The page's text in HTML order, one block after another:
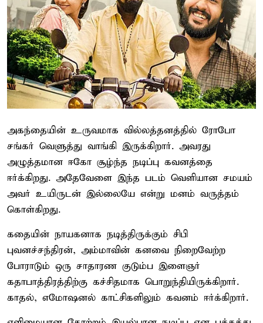
அகந்தையின் உருவமாக வில்லத்தனத்தில் ரோபோ
சங்கர் வெளுத்து வாங்கி இருக்கிறார். அவரது
அழுத்தமான ஈகோ சூழ்ந்த நடிப்பு கவனத்தை
ஈர்க்கிறது. அதேவேளை இந்த படம் வெளியான சமயம்
அவர் உயிருடன் இல்லையே என்று மனம் வருத்தம்
கொள்கிறது.
கதையின் நாயகனாக நடித்திருக்கும் சிபி
புவனச்சந்திரன், அம்மாவின் கனவை நிறைவேற்ற
போராடும் ஒரு சாதாரண குடும்ப இளைஞர்
கதாபாத்திரத்திற்கு கச்சிதமாக பொறுந்தியிருக்கிறார்.
காதல், எமோஷனல் காட்சிகளிலும் கவனம் ஈர்க்கிறார்.